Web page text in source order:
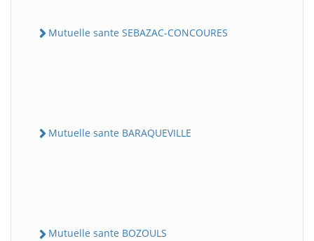
Mutuelle sante SEBAZAC-CONCOURES
Mutuelle sante BARAQUEVILLE
Mutuelle sante BOZOULS